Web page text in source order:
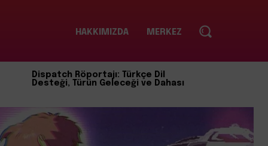
HAKKIMIZDA MERKEZ
Dispatch Röportajı: Türkçe Dil
Desteği, Türün Geleceği ve Dahası